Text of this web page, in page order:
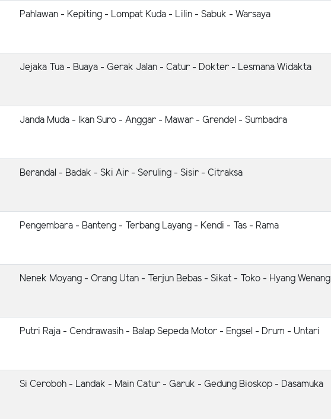
Pahlawan - Kepiting - Lompat Kuda - Lilin - Sabuk - Warsaya
Jejaka Tua - Buaya - Gerak Jalan - Catur - Dokter - Lesmana Widakta
Janda Muda - Ikan Suro - Anggar - Mawar - Grendel - Sumbadra
Berandal - Badak - Ski Air - Seruling - Sisir - Citraksa
Pengembara - Banteng - Terbang Layang - Kendi - Tas - Rama
Nenek Moyang - Orang Utan - Terjun Bebas - Sikat - Toko - Hyang Wenang
Putri Raja - Cendrawasih - Balap Sepeda Motor - Engsel - Drum - Untari
Si Ceroboh - Landak - Main Catur - Garuk - Gedung Bioskop - Dasamuka